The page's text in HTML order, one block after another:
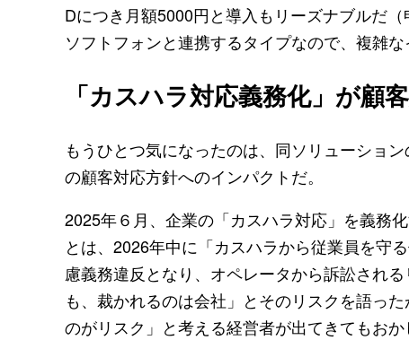
Dにつき月額5000円と導入もリーズナブルだ
ソフトフォンと連携するタイプなので、複雑
「カスハラ対応義務化」が顧
もうひとつ気になったのは、同ソリューショ
の顧客対応方針へのインパクトだ。
2025年６月、企業の「カスハラ対応」を義務
とは、2026年中に「カスハラから従業員を守
慮義務違反となり、オペレータから訴訟され
も、裁かれるのは会社」とそのリスクを語っ
のがリスク」と考える経営者が出てきてもお